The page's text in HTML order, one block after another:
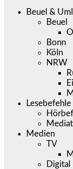
Beuel &
Beuel
Bonn
Köln
NRW
Lesebefehle
Medien
TV
Digital